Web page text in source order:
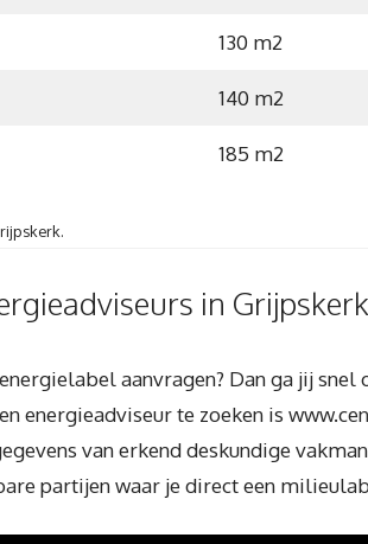
130 m2
140 m2
185 m2
in
aanvragen? Dan ga jij snel
energieadviseur te zoeken is
van erkend deskundige
partijen waar je direct een